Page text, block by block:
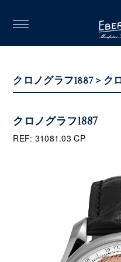
toggle
navigation
クロノグラフ1887 > ク
クロノグラフ1887
REF: 31081.03 CP